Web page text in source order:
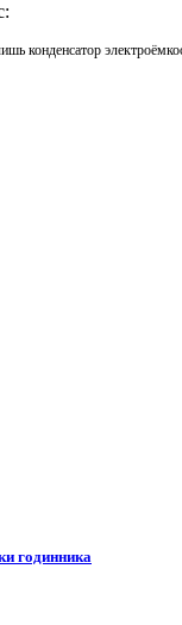
конденсатор
годинника​